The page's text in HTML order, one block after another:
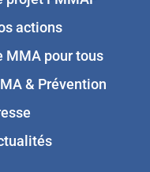
actions
MMA pour tous
& Prévention